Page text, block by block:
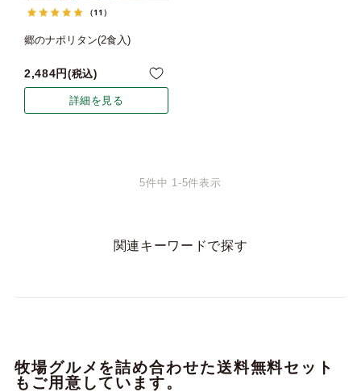
（11）
郷のナポリタン(2食入)
2,484 税込
詳細を見る
5件中 1 -5件表示
関連キーワードで探す
牧場グルメを詰め合わせた送料無料セット
もご用意しています。